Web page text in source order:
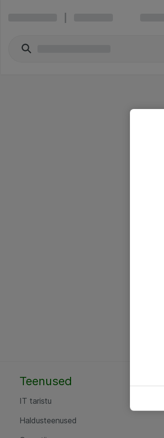
Teenused
IT taristu
Haldusteenused